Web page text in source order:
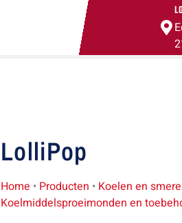
LolliPop
Home • Producten • Koelen en
Koelmiddelsproeimonden en